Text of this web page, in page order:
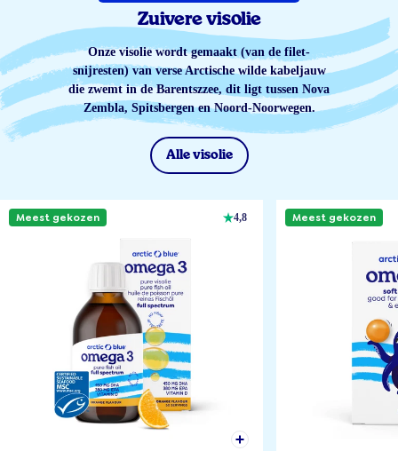
Zuivere visolie
Onze visolie wordt gemaakt (van de filet-
snijresten) van verse Arctische wilde kabeljauw
die zwemt in de Barentszzee, dit ligt tussen Nova
Zembla, Spitsbergen en Noord-Noorwegen.
Alle visolie
Meest gekozen 4,8 Meest gekozen